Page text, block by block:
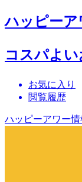
ハッピーア
コスパよ
お気に入り
閲覧履歴
ハッピーアワー